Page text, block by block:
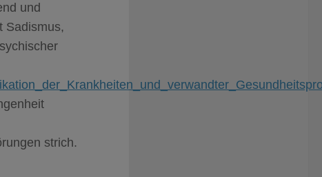
und
Sadismus,
strich.